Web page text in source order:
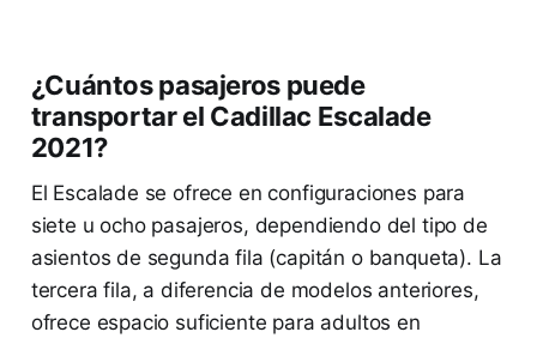
¿Cuántos pasajeros puede
transportar el Cadillac Escalade
2021?
El Escalade se ofrece en configuraciones para
siete u ocho pasajeros, dependiendo del tipo de
asientos de segunda fila (capitán o banqueta). La
tercera fila, a diferencia de modelos anteriores,
ofrece espacio suficiente para adultos en